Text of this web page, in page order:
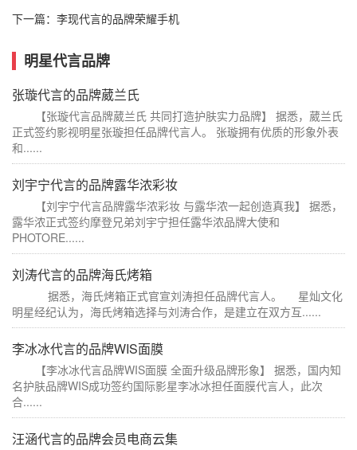
下一篇： 李现代言的品牌荣耀手机
明星代言品牌
张璇代言的品牌葳兰氏
【张璇代言品牌葳兰氏 共同打造护肤实力品牌】 据悉，葳兰氏
正式签约影视明星张璇担任品牌代言人。 张璇拥有优质的形象外表
和......
刘宇宁代言的品牌露华浓彩妆
【刘宇宁代言品牌露华浓彩妆 与露华浓一起创造真我】 据悉，
露华浓正式签约摩登兄弟刘宇宁担任露华浓品牌大使和
PHOTORE......
刘涛代言的品牌海氏烤箱
据悉，海氏烤箱正式官宣刘涛担任品牌代言人。 星灿文化
明星经纪认为，海氏烤箱选择与刘涛合作，是建立在双方互......
李冰冰代言的品牌WIS面膜
【李冰冰代言品牌WIS面膜 全面升级品牌形象】 据悉，国内知
名护肤品牌WIS成功签约国际影星李冰冰担任面膜代言人，此次
合......
汪涵代言的品牌会员电商云集